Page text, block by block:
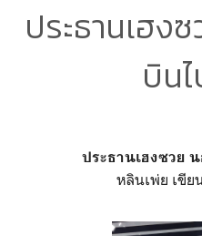
ประธานเฮ
บิน
ประธานเฮงซวย
หลินเพ่ย เขี